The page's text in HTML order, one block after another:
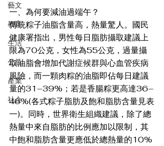
藝文
教育
生活
公益
產業
社企
一、為何要減油過端午？
傳統粽子油脂含量高，熱量驚人。國民
健康署指出，男性每日脂肪攝取建議上
限為70公克，女性為55公克，過量攝
取油脂會增加代謝症候群與心血管疾病
風險，而一顆肉粽的油脂即佔每日建議
量的31–39%；若是香腸粽更高達36–
46%(各式粽子脂肪及飽和脂肪含量見表
一)。同時，世界衛生組織建議，除了總
熱量中來自脂肪的比例應加以限制，其
中飽和脂肪含量更應低於總熱量的10%